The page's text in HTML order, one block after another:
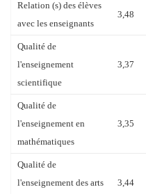
Relation (s) des élèves
avec les enseignants
3,48
Qualité de
l'enseignement
scientifique
3,37
Qualité de
l'enseignement en
mathématiques
3,35
Qualité de
l'enseignement des arts
3,44